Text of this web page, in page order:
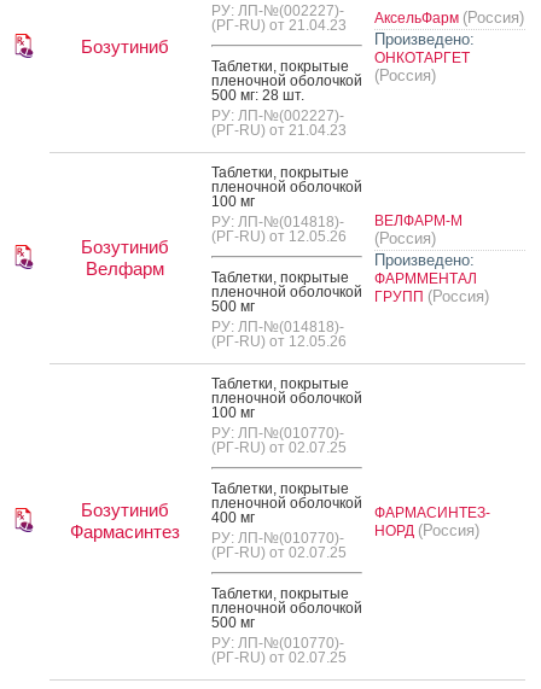
Бозутиниб
РУ: ЛП-№(002227)-
(РГ-RU) от 21.04.23
Таб­летки, пок­ры­тые
пле­ноч­ной обо­лоч­кой
500 мг: 28 шт.
РУ: ЛП-№(002227)-
(РГ-RU) от 21.04.23
АксельФарм (Россия)
Произведено:
ОНКОТАРГЕТ
(Россия)
Бозутиниб
Велфарм
Таб­летки, пок­ры­тые
пле­ноч­ной обо­лоч­кой
100 мг
РУ: ЛП-№(014818)-
(РГ-RU) от 12.05.26
Таб­летки, пок­ры­тые
пле­ноч­ной обо­лоч­кой
500 мг
РУ: ЛП-№(014818)-
(РГ-RU) от 12.05.26
ВЕЛФАРМ-М
(Россия)
Произведено:
ФАРММЕНТАЛ
ГРУПП (Россия)
Бозутиниб
Фармасинтез
Таб­летки, пок­ры­тые
пле­ноч­ной обо­лоч­кой
100 мг
РУ: ЛП-№(010770)-
(РГ-RU) от 02.07.25
Таб­летки, пок­ры­тые
пле­ноч­ной обо­лоч­кой
400 мг
РУ: ЛП-№(010770)-
(РГ-RU) от 02.07.25
Таб­летки, пок­ры­тые
пле­ноч­ной обо­лоч­кой
500 мг
РУ: ЛП-№(010770)-
(РГ-RU) от 02.07.25
ФАРМАСИНТЕЗ-
НОРД (Россия)